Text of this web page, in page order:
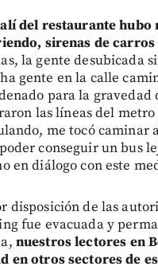
del restaurante hubo
sirenas de
la gente desubicada
gente en la calle
para la gravedad
las líneas del
me tocó caminar
conseguir un bus
en diálogo con este
disposición de las
fue evacuada y
nuestros lectores en
en otros sectores de